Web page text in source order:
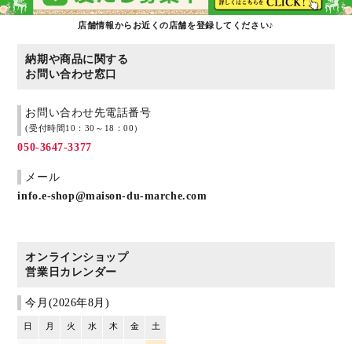
店舗情報からお近くの店舗を登録してください♪
納期や商品に関する
お問い合わせ窓口
お問い合わせ先電話番号
(受付時間10：30～18：00）
050-3647-3377
メール
info.e-shop@maison-du-marche.com
オンラインショップ
営業日カレンダー
今月(2026年8月)
日 月 火 水 木 金 土